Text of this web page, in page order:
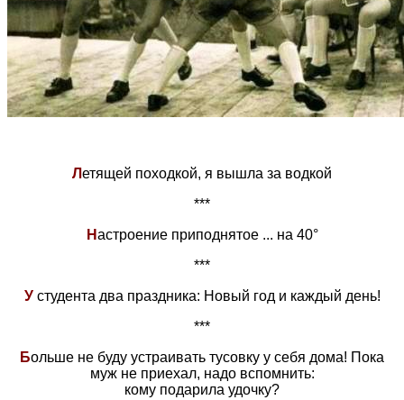
Летящей походкой, я вышла за водкой
***
Настроение приподнятое ... на 40°
***
Устудента два праздника: Новый год и каждый день!
***
Больше не буду устраивать тусовку у себя дома! Пока
муж не приехал, надо вспомнить:
кому подарила удочку?